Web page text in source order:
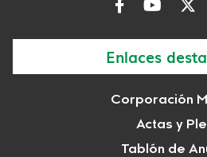
Enlaces
Corporación
Actas y
Tablón de